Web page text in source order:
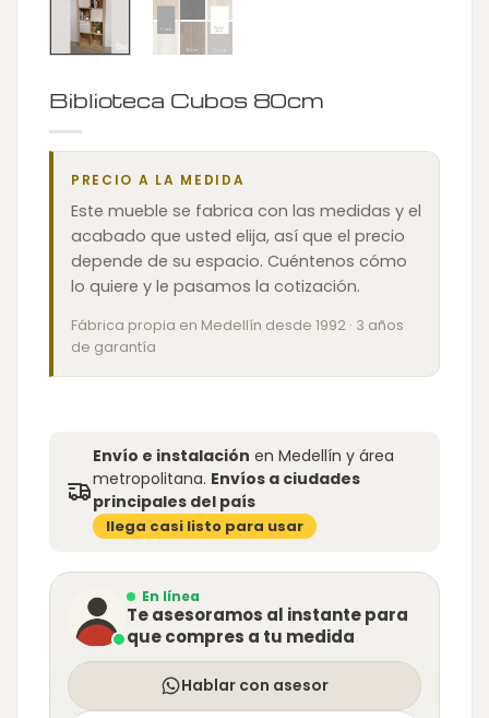
Biblioteca Cubos 80cm
PRECIO A LA MEDIDA
Este mueble se fabrica con las medidas y el
acabado que usted elija, así que el precio
depende de su espacio. Cuéntenos cómo
lo quiere y le pasamos la cotización.
Fábrica propia en Medellín desde 1992 · 3 años
de garantía
Envío e instalación en Medellín y área
metropolitana. Envíos a ciudades
principales del país
llega casi listo para usar
En línea
Te asesoramos al instante para
que compres a tu medida
Hablar con asesor